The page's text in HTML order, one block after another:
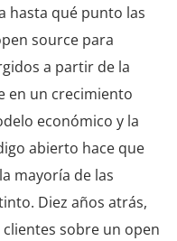
hasta qué punto las
source para
a partir de la
en un crecimiento
económico y la
abierto hace que
mayoría de las
Diez años atrás,
sobre un open